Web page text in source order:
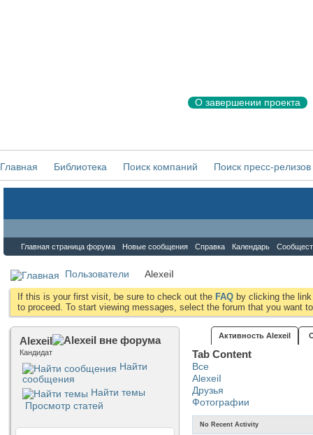
О завершении проекта
Главная Библиотека Поиск компаний Поиск пресс-релизов
Главная страница форума Новые сообщения Справка Календарь
Пользователи AlexeiI
If this is your first visit, be sure to check out the FAQ by clicking the
to proceed. To start viewing messages, select the forum that you want
AlexeiI
Кандидат
Найти
сообщения
Найти темы
Просмотр статей
Активность AlexeiI
Tab Content
Все
AlexeiI
Друзья
Фотографии
No Recent Activity